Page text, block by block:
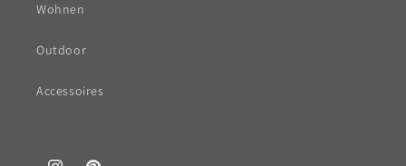
Wohnen
Outdoor
Accessoires